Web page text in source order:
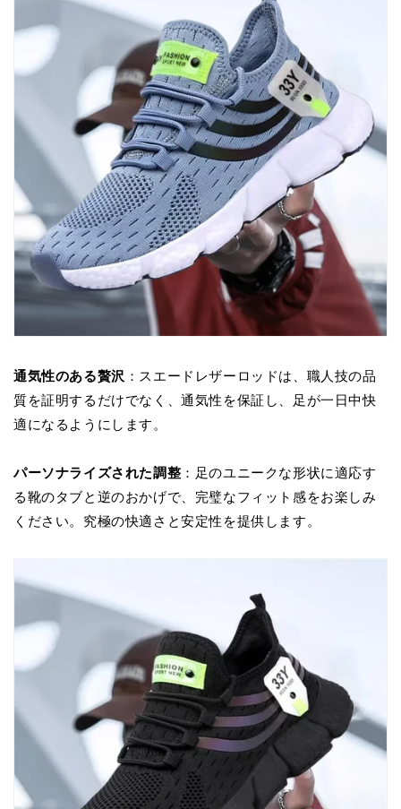
通気性のある贅沢：スエードレザーロッドは、職人技の品
質を証明するだけでなく、通気性を保証し、足が一日中快
適になるようにします。
パーソナライズされた調整 ：足のユニークな形状に適応す
る靴のタブと逆のおかげで、完璧なフィット感をお楽しみ
ください。究極の快適さと安定性を提供します。